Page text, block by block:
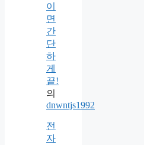
이
면
간
단
하
게
끝!
의
dnwntjs1992
전
자